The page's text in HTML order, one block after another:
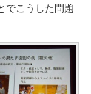
でこうした問題